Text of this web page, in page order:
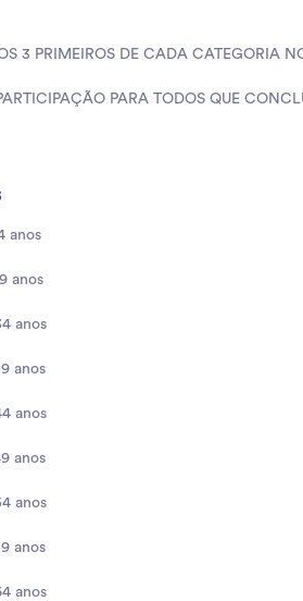
3 PRIMEIROS DE CADA CATEGORIA
PARA TODOS QUE
anos
anos
anos
anos
anos
anos
anos
anos
anos